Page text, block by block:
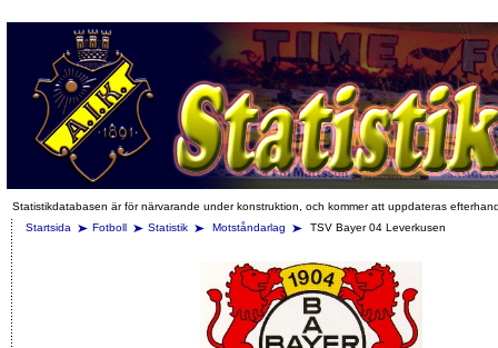
Statistikdatabasen är för närvarande under konstruktion, och kommer att uppdateras
Startsida
Fotboll Statistik Motståndarlag TSV Bayer 04 Leverkusen